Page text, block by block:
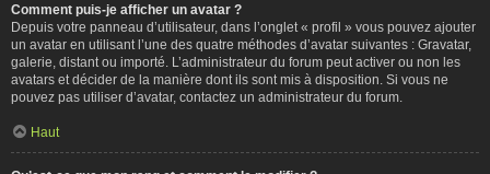
Comment puis-je afficher un avatar ?
Depuis votre panneau d’utilisateur, dans l’onglet « profil » vous pouvez ajouter
un avatar en utilisant l’une des quatre méthodes d’avatar suivantes : Gravatar,
galerie, distant ou importé. L’administrateur du forum peut activer ou non les
avatars et décider de la manière dont ils sont mis à disposition. Si vous ne
pouvez pas utiliser d’avatar, contactez un administrateur du forum.
Haut